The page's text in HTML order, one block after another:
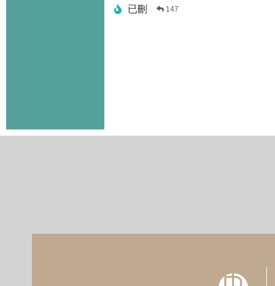
已刪 147